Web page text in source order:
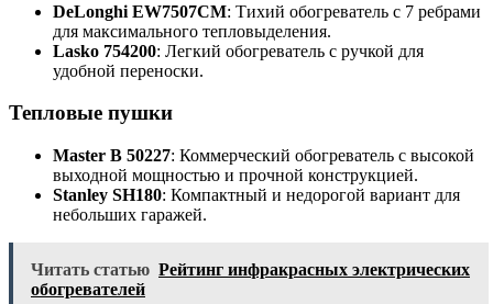
DeLonghi EW7507CM: Тихий обогреватель с 7 ребрами
для максимального тепловыделения.
Lasko 754200: Легкий обогреватель с ручкой для
удобной переноски.
Тепловые пушки
Master B 50227: Коммерческий обогреватель с высокой
выходной мощностью и прочной конструкцией.
Stanley SH180: Компактный и недорогой вариант для
небольших гаражей.
Читать статью Рейтинг инфракрасных электрических
обогревателей